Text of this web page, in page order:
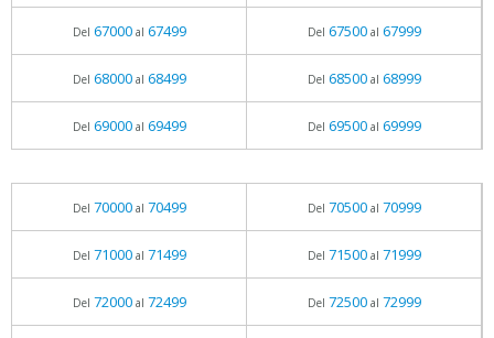
Del 67000al 67499 Del 67500al 67999
Del 68000al 68499 Del 68500al 68999
Del 69000al 69499 Del 69500al 69999
Del 70000al 70499 Del 70500al 70999
Del 71000al 71499 Del 71500al 71999
Del 72000al 72499 Del 72500al 72999